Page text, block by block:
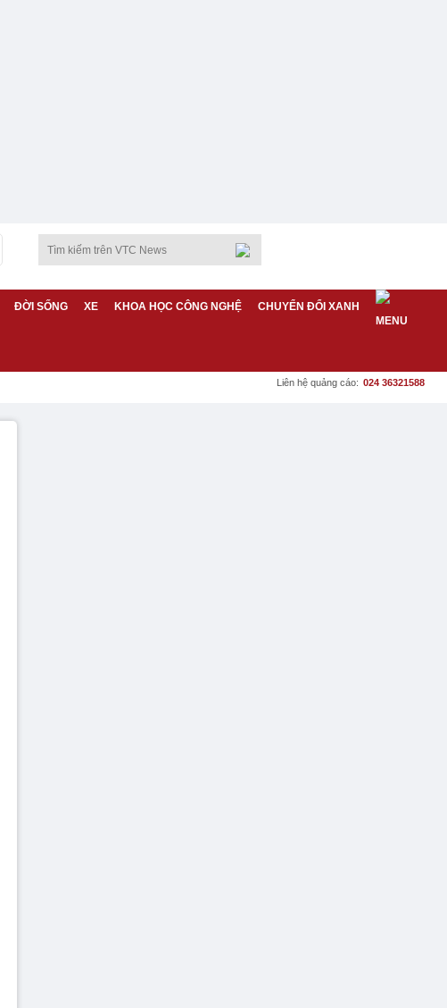
ĐỜI SỐNG XE KHOA HỌC CÔNG NGHỆ CHUYỂN ĐỔI XANH
Liên hệ quảng cáo: 024 36321588